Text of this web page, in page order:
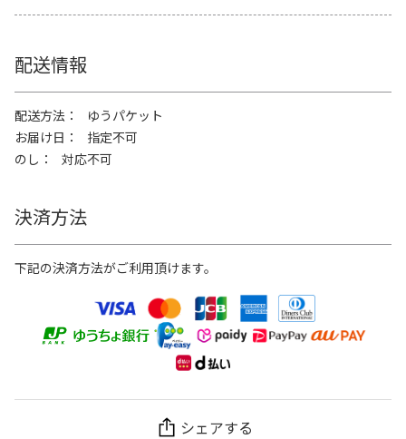
配送情報
配送方法
ゆうパケット
お届け日
指定不可
のし
対応不可
決済方法
下記の決済方法がご利用頂けます。
シェアする